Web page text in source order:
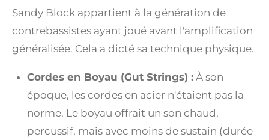
Sandy Block appartient à la génération de
contrebassistes ayant joué avant l'amplification
généralisée. Cela a dicté sa technique physique.
Cordes en Boyau (Gut Strings) : À son
époque, les cordes en acier n'étaient pas la
norme. Le boyau offrait un son chaud,
percussif, mais avec moins de sustain (durée